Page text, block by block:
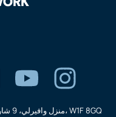
منزل وافيرلي، 9 شارع نويل، لندن، W1F 8GQ